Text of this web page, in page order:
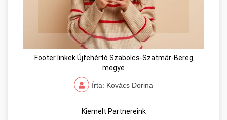
Footer linkek Újfehértó Szabolcs-Szatmár-Bereg
megye
Írta: Kovács Dorina
Kiemelt Partnereink